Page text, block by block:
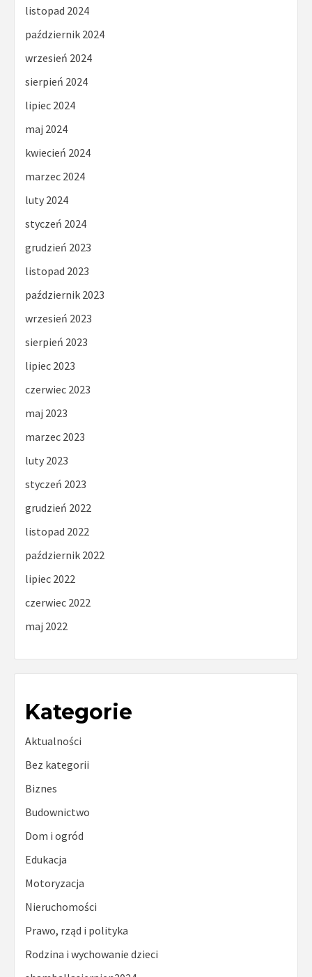
listopad 2024
październik 2024
wrzesień 2024
sierpień 2024
lipiec 2024
maj 2024
kwiecień 2024
marzec 2024
luty 2024
styczeń 2024
grudzień 2023
listopad 2023
październik 2023
wrzesień 2023
sierpień 2023
lipiec 2023
czerwiec 2023
maj 2023
marzec 2023
luty 2023
styczeń 2023
grudzień 2022
listopad 2022
październik 2022
lipiec 2022
czerwiec 2022
maj 2022
Kategorie
Aktualności
Bez kategorii
Biznes
Budownictwo
Dom i ogród
Edukacja
Motoryzacja
Nieruchomości
Prawo, rząd i polityka
Rodzina i wychowanie dzieci